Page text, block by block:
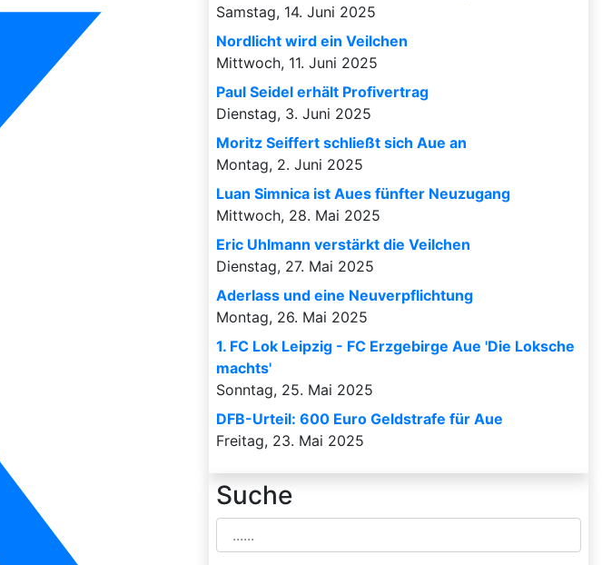
Samstag, 14. Juni 2025
Nordlicht wird ein Veilchen
Mittwoch, 11. Juni 2025
Paul Seidel erhält Profivertrag
Dienstag, 3. Juni 2025
Moritz Seiffert schließt sich Aue an
Montag, 2. Juni 2025
Luan Simnica ist Aues fünfter Neuzugang
Mittwoch, 28. Mai 2025
Eric Uhlmann verstärkt die Veilchen
Dienstag, 27. Mai 2025
Aderlass und eine Neuverpflichtung
Montag, 26. Mai 2025
1. FC Lok Leipzig - FC Erzgebirge Aue 'Die Loksche
machts'
Sonntag, 25. Mai 2025
DFB-Urteil: 600 Euro Geldstrafe für Aue
Freitag, 23. Mai 2025
Suche